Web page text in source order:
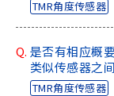
TMR角度传感器
Q. 是否有相应概
类似传感器之
TMR角度传感器